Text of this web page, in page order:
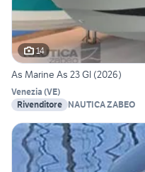
14
As Marine As 23 Gl (2026)
Venezia (VE)
Rivenditore NAUTICA ZABEO